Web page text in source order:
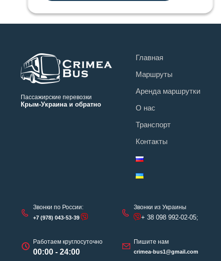
Пассажирские перевозки
Крым-Украина и обратно
Главная
Маршруты
Аренда маршрутки
О нас
Транспорт
Контакты
Звонки по России:
+7 (978) 043-53-39
Работаем круглосуточно
00:00 - 24:00
Звонки из Украины
+ 38 098 992-02-05;
Пишите нам
crimea-bus1@gmail.com